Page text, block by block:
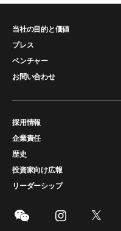
当社の目的と価値
プレス
ベンチャー
お問い合わせ
採用情報
企業責任
歴史
投資家向け広報
リーダーシップ